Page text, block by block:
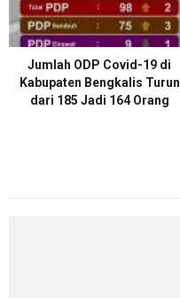
Jumlah ODP Covid-19 di
Kabupaten Bengkalis Turun
dari 185 Jadi 164 Orang